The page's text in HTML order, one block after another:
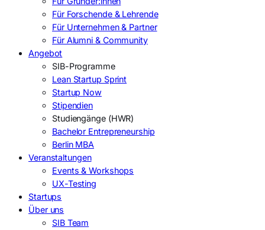
Für Forschende & Lehrende
Für Unternehmen & Partner
Für Alumni & Community
Angebot
SIB-Programme
Lean Startup Sprint
Startup Now
Stipendien
Studiengänge (HWR)
Bachelor Entrepreneurship
Berlin MBA
Veranstaltungen
Events & Workshops
UX-Testing
Startups
Über uns
SIB Team